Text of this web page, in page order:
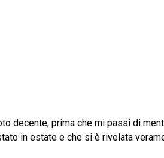
decente, prima che mi passi di
in estate e che si è rivelata